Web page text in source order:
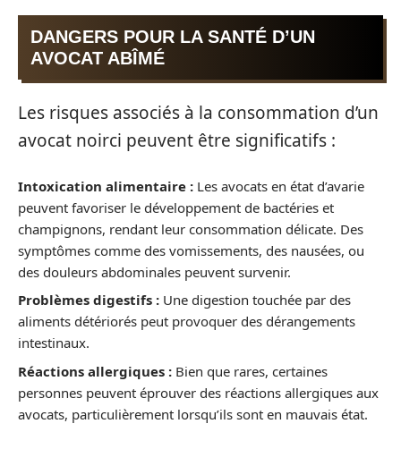
DANGERS POUR LA SANTÉ D’UN
AVOCAT ABÎMÉ
Les risques associés à la consommation d’un
avocat noirci peuvent être significatifs :
Intoxication alimentaire : Les avocats en état d’avarie
peuvent favoriser le développement de bactéries et
champignons, rendant leur consommation délicate. Des
symptômes comme des vomissements, des nausées, ou
des douleurs abdominales peuvent survenir.
Problèmes digestifs : Une digestion touchée par des
aliments détériorés peut provoquer des dérangements
intestinaux.
Réactions allergiques : Bien que rares, certaines
personnes peuvent éprouver des réactions allergiques aux
avocats, particulièrement lorsqu’ils sont en mauvais état.